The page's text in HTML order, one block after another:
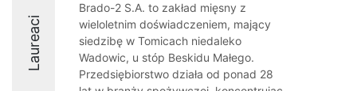
Laureaci
Brado-2 S.A. to zakład mięsny z
wieloletnim doświadczeniem, mający
siedzibę w Tomicach niedaleko
Wadowic, u stóp Beskidu Małego.
Przedsiębiorstwo działa od ponad 28